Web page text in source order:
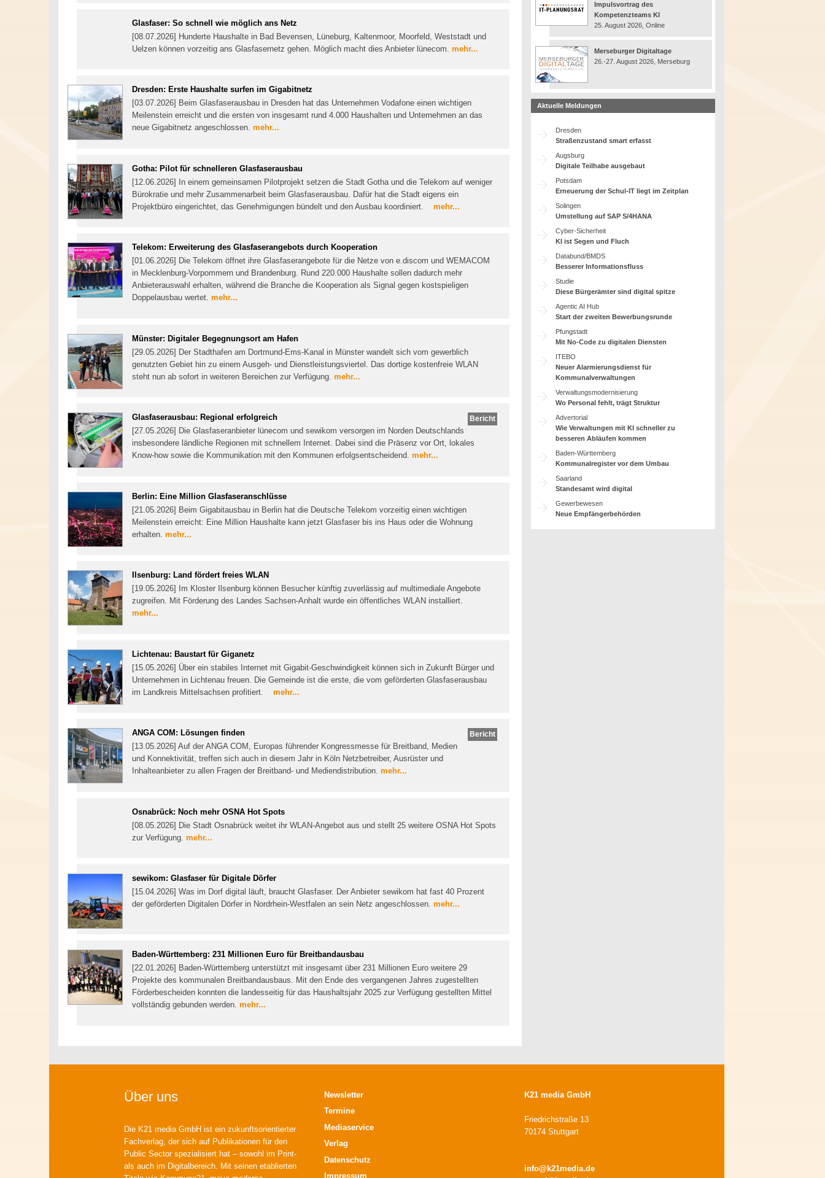
Glasfaser: So schnell wie möglich ans Netz
[08.07.2026] Hunderte Haushalte in Bad Bevensen, Lüneburg, Kaltenmoor, Moorfeld, Weststadt und
Uelzen können vorzeitig ans Glasfasernetz gehen. Möglich macht dies Anbieter lünecom. mehr...
Dresden: Erste Haushalte surfen im Gigabitnetz
[03.07.2026] Beim Glasfaserausbau in Dresden hat das Unternehmen Vodafone einen wichtigen
Meilenstein erreicht und die ersten von insgesamt rund 4.000 Haushalten und Unternehmen an das
neue Gigabitnetz angeschlossen. mehr...
Gotha: Pilot für schnelleren Glasfaserausbau
[12.06.2026] In einem gemeinsamen Pilotprojekt setzen die Stadt Gotha und die Telekom auf weniger
Bürokratie und mehr Zusammenarbeit beim Glasfaserausbau. Dafür hat die Stadt eigens ein
Projektbüro eingerichtet, das Genehmigungen bündelt und den Ausbau koordiniert. mehr...
Telekom: Erweiterung des Glasfaserangebots durch Kooperation
[01.06.2026] Die Telekom öffnet ihre Glasfaserangebote für die Netze von e.discom und WEMACOM
in Mecklenburg-Vorpommern und Brandenburg. Rund 220.000 Haushalte sollen dadurch mehr
Anbieterauswahl erhalten, während die Branche die Kooperation als Signal gegen kostspieligen
Doppelausbau wertet. mehr...
Münster: Digitaler Begegnungsort am Hafen
[29.05.2026] Der Stadthafen am Dortmund-Ems-Kanal in Münster wandelt sich vom gewerblich
genutzten Gebiet hin zu einem Ausgeh- und Dienstleistungsviertel. Das dortige kostenfreie WLAN
steht nun ab sofort in weiteren Bereichen zur Verfügung. mehr...
Bericht
Glasfaserausbau: Regional erfolgreich
[27.05.2026] Die Glasfaseranbieter lünecom und sewikom versorgen im Norden Deutschlands
insbesondere ländliche Regionen mit schnellem Internet. Dabei sind die Präsenz vor Ort, lokales
Know-how sowie die Kommunikation mit den Kommunen erfolgsentscheidend. mehr...
Berlin: Eine Million Glasfaseranschlüsse
[21.05.2026] Beim Gigabitausbau in Berlin hat die Deutsche Telekom vorzeitig einen wichtigen
Meilenstein erreicht: Eine Million Haushalte kann jetzt Glasfaser bis ins Haus oder die Wohnung
erhalten. mehr...
Ilsenburg: Land fördert freies WLAN
[19.05.2026] Im Kloster Ilsenburg können Besucher künftig zuverlässig auf multimediale Angebote
zugreifen. Mit Förderung des Landes Sachsen-Anhalt wurde ein öffentliches WLAN installiert.
mehr...
Lichtenau: Baustart für Giganetz
[15.05.2026] Über ein stabiles Internet mit Gigabit-Geschwindigkeit können sich in Zukunft Bürger und
Unternehmen in Lichtenau freuen. Die Gemeinde ist die erste, die vom geförderten Glasfaserausbau
im Landkreis Mittelsachsen profitiert. mehr...
Bericht
ANGA COM: Lösungen finden
[13.05.2026] Auf der ANGA COM, Europas führender Kongressmesse für Breitband, Medien
und Konnektivität, treffen sich auch in diesem Jahr in Köln Netzbetreiber, Ausrüster und
Inhalteanbieter zu allen Fragen der Breitband- und Mediendistribution. mehr...
Osnabrück: Noch mehr OSNA Hot Spots
[08.05.2026] Die Stadt Osnabrück weitet ihr WLAN-Angebot aus und stellt 25 weitere OSNA Hot Spots
zur Verfügung. mehr...
sewikom: Glasfaser für Digitale Dörfer
[15.04.2026] Was im Dorf digital läuft, braucht Glasfaser. Der Anbieter sewikom hat fast 40 Prozent
der geförderten Digitalen Dörfer in Nordrhein-Westfalen an sein Netz angeschlossen. mehr...
Baden-Württemberg: 231 Millionen Euro für Breitbandausbau
[22.01.2026] Baden-Württemberg unterstützt mit insgesamt über 231 Millionen Euro weitere 29
Projekte des kommunalen Breitbandausbaus. Mit den Ende des vergangenen Jahres zugestellten
Förderbescheiden konnten die landesseitig für das Haushaltsjahr 2025 zur Verfügung gestellten Mittel
vollständig gebunden werden. mehr...
Impulsvortrag des
Kompetenzteams KI
25. August 2026, Online
Merseburger Digitaltage
26.-27. August 2026, Merseburg
Aktuelle Meldungen
Dresden
Straßenzustand smart erfasst
Augsburg
Digitale Teilhabe ausgebaut
Potsdam
Erneuerung der Schul-IT liegt im Zeitplan
Solingen
Umstellung auf SAP S/4HANA
Cyber-Sicherheit
KI ist Segen und Fluch
Databund/BMDS
Besserer Informationsfluss
Studie
Diese Bürgerämter sind digital spitze
Agentic AI Hub
Start der zweiten Bewerbungsrunde
Pfungstadt
Mit No-Code zu digitalen Diensten
ITEBO
Neuer Alarmierungsdienst für
Kommunalverwaltungen
Verwaltungsmodernisierung
Wo Personal fehlt, trägt Struktur
Advertorial
Wie Verwaltungen mit KI schneller zu
besseren Abläufen kommen
Baden-Württemberg
Kommunalregister vor dem Umbau
Saarland
Standesamt wird digital
Gewerbewesen
Neue Empfängerbehörden
Über uns
Die K21 media GmbH ist ein zukunftsorientierter
Fachverlag, der sich auf Publikationen für den
Public Sector spezialisiert hat – sowohl im Print-
als auch im Digitalbereich. Mit seinen etablierten
Newsletter
Termine
Mediaservice
Verlag
Datenschutz
Impressum
K21 media GmbH
Friedrichstraße 13
70174 Stuttgart
info@k21media.de